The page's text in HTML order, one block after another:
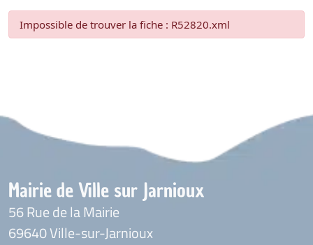
Impossible de trouver la fiche : R52820.xml
Mairie de Ville sur Jarnioux
56 Rue de la Mairie
69640 Ville-sur-Jarnioux